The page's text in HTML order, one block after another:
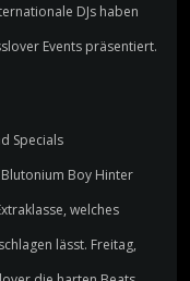
DJs haben
Events präsentiert.
Specials
Boy Hinter
welches
lässt. Freitag,